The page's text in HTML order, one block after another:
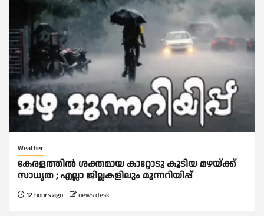
Weather
കേരളത്തിൽ ശക്തമായ കാറ്റോടു കൂടിയ മഴയ്ക്ക്
സാധ്യത ; എല്ലാ ജില്ലകളിലും മുന്നറിയിപ്പ്
12 hours ago news desk